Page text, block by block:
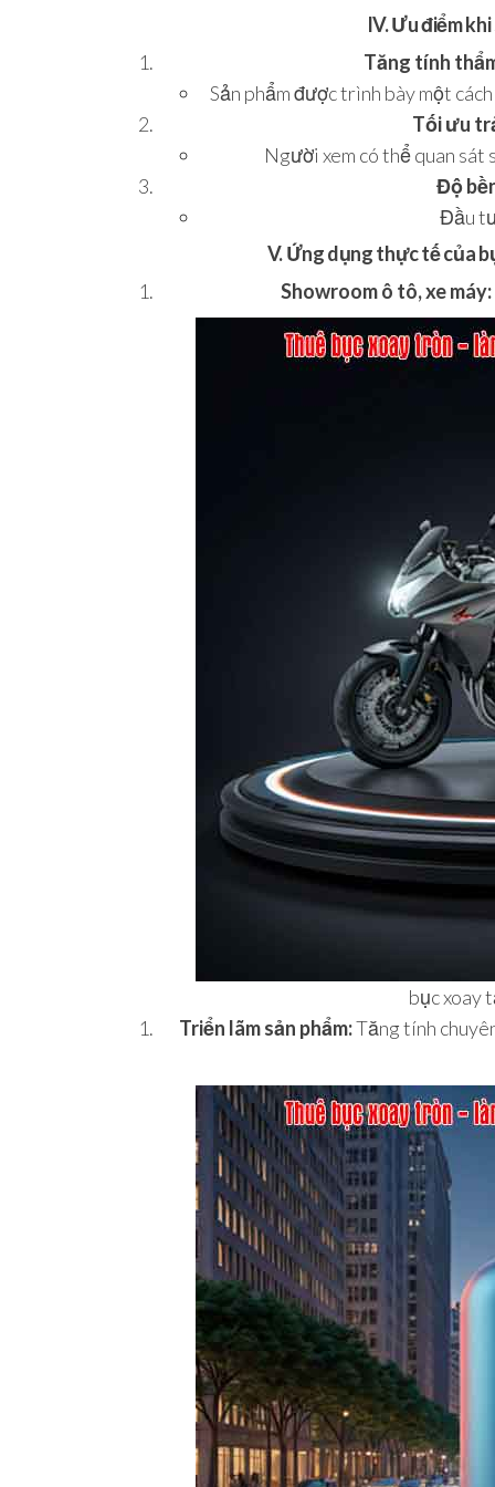
IV. Ưu điểm
Tăng tính
Sản phẩm được trình bày một
Tối ưu
Người xem có thể quan sát
Độ
Đầu
V. Ứng dụng thực tế của
Showroom ô tô, xe máy:
bục xoay
Triển lãm sản phẩm:Tăng tính